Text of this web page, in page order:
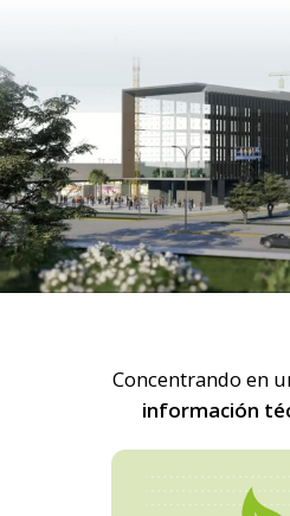
Concentrando en
información